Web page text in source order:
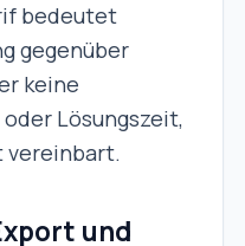
bedeutet
gegenüber
keine
Lösungszeit,
vereinbart.
und